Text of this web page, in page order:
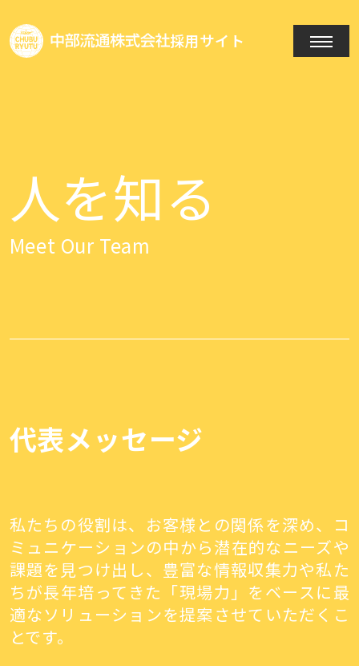
採用サイト
人を知る
Meet Our Team
代表メッセージ
私たちの役割は、お客様との関係を深め、コ
ミュニケーションの中から潜在的なニーズや
課題を見つけ出し、豊富な情報収集力や私た
ちが長年培ってきた「現場力」をベースに最
適なソリューションを提案させていただくこ
とです。